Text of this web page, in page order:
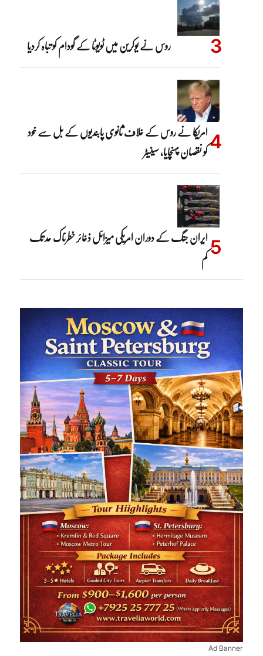
روس نے یوکرین میں ٹویوٹا کے گودام کو تباہ کردیا
امریکا نے روس کے خلاف ثانوی پابندیوں کے بل سے خود
کو نقصان پہنچایا، سینیٹر
ایران جنگ کے دوران امریکی میزائل ذخائر خطرناک حد تک
کم
Ad Banner